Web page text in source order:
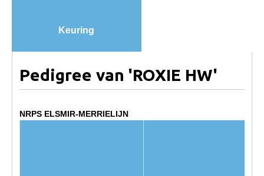
Animal Health Regulation
Tarievenlijst
Keuring
Pedigree van 'ROXIE HW'
NRPS ELSMIR-MERRIELIJN